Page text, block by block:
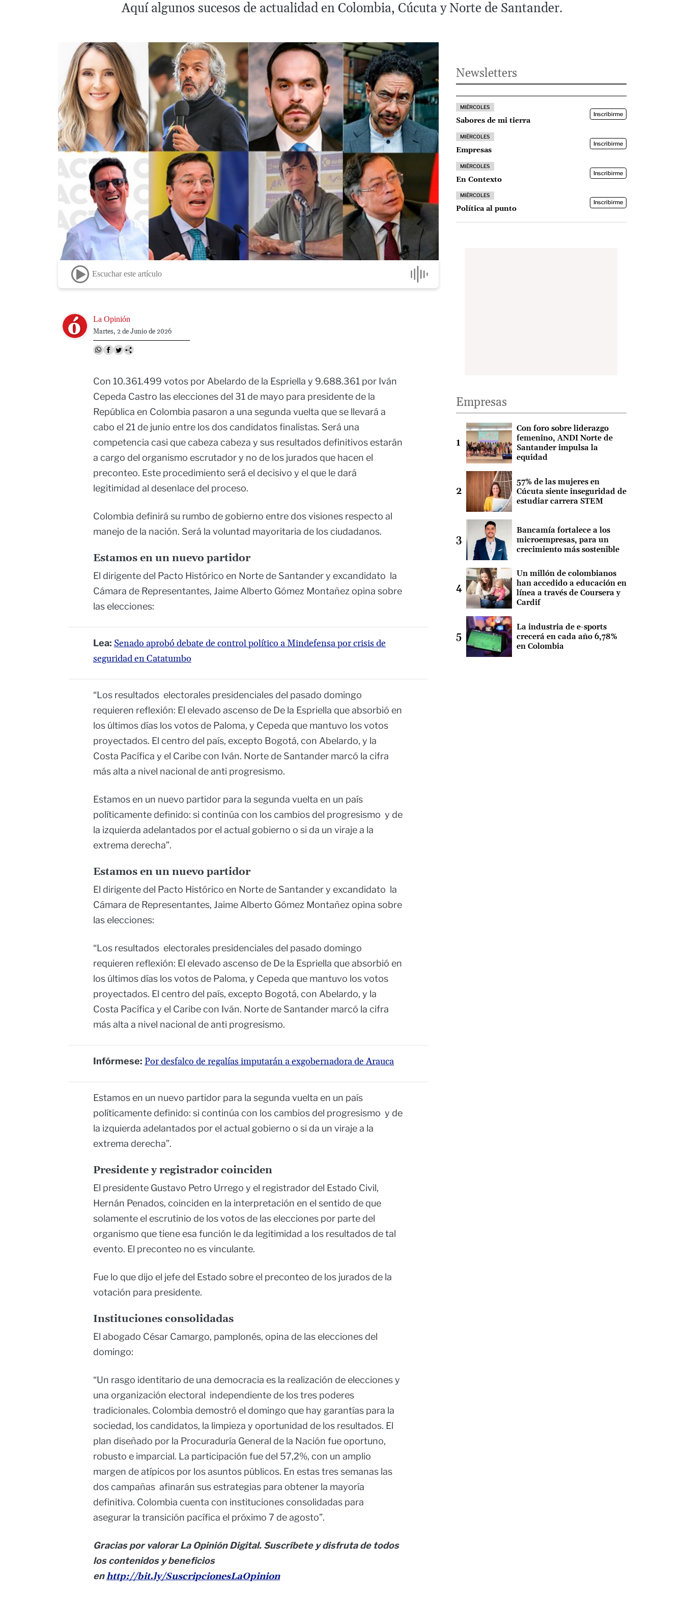
Aquí algunos sucesos de actualidad en Colombia, Cúcuta y Norte de Santander.
Escuchar este artículo
Image La Opinión
Martes, 2 de Junio de 2026
Con 10.361.499 votos por Abelardo de la Espriella y 9.688.361 por Iván
Cepeda Castro las elecciones del 31 de mayo para presidente de la
República en Colombia pasaron a una segunda vuelta que se llevará a
cabo el 21 de junio entre los dos candidatos finalistas. Será una
competencia casi que cabeza cabeza y sus resultados definitivos estarán
a cargo del organismo escrutador y no de los jurados que hacen el
preconteo. Este procedimiento será el decisivo y el que le dará
legitimidad al desenlace del proceso.
Colombia definirá su rumbo de gobierno entre dos visiones respecto al
manejo de la nación. Será la voluntad mayoritaria de los ciudadanos.
Estamos en un nuevo partidor
El dirigente del Pacto Histórico en Norte de Santander y excandidato la
Cámara de Representantes, Jaime Alberto Gómez Montañez opina sobre
las elecciones:
Lea: Senado aprobó debate de control político a Mindefensa por crisis de
seguridad en Catatumbo
“Los resultados electorales presidenciales del pasado domingo
requieren reflexión: El elevado ascenso de De la Espriella que absorbió en
los últimos días los votos de Paloma, y Cepeda que mantuvo los votos
proyectados. El centro del país, excepto Bogotá, con Abelardo, y la
Costa Pacífica y el Caribe con Iván. Norte de Santander marcó la cifra
más alta a nivel nacional de anti progresismo.
Estamos en un nuevo partidor para la segunda vuelta en un país
políticamente definido: si continúa con los cambios del progresismo y de
la izquierda adelantados por el actual gobierno o si da un viraje a la
extrema derecha”.
Estamos en un nuevo partidor
El dirigente del Pacto Histórico en Norte de Santander y excandidato la
Cámara de Representantes, Jaime Alberto Gómez Montañez opina sobre
las elecciones:
“Los resultados electorales presidenciales del pasado domingo
requieren reflexión: El elevado ascenso de De la Espriella que absorbió en
los últimos días los votos de Paloma, y Cepeda que mantuvo los votos
proyectados. El centro del país, excepto Bogotá, con Abelardo, y la
Costa Pacífica y el Caribe con Iván. Norte de Santander marcó la cifra
más alta a nivel nacional de anti progresismo.
Infórmese: Por desfalco de regalías imputarán a exgobernadora de Arauca
Estamos en un nuevo partidor para la segunda vuelta en un país
políticamente definido: si continúa con los cambios del progresismo y de
la izquierda adelantados por el actual gobierno o si da un viraje a la
extrema derecha”.
Presidente y registrador coinciden
El presidente Gustavo Petro Urrego y el registrador del Estado Civil,
Hernán Penados, coinciden en la interpretación en el sentido de que
solamente el escrutinio de los votos de las elecciones por parte del
organismo que tiene esa función le da legitimidad a los resultados de tal
evento. El preconteo no es vinculante.
Fue lo que dijo el jefe del Estado sobre el preconteo de los jurados de la
votación para presidente.
Instituciones consolidadas
El abogado César Camargo, pamplonés, opina de las elecciones del
domingo:
“Un rasgo identitario de una democracia es la realización de elecciones y
una organización electoral independiente de los tres poderes
tradicionales. Colombia demostró el domingo que hay garantías para la
sociedad, los candidatos, la limpieza y oportunidad de los resultados. El
plan diseñado por la Procuraduría General de la Nación fue oportuno,
robusto e imparcial. La participación fue del 57,2%, con un amplio
margen de atípicos por los asuntos públicos. En estas tres semanas las
dos campañas afinarán sus estrategias para obtener la mayoría
definitiva. Colombia cuenta con instituciones consolidadas para
asegurar la transición pacífica el próximo 7 de agosto”.
Gracias por valorar La Opinión Digital. Suscríbete y disfruta de todos
los contenidos y beneficios
enhttp://bit.ly/SuscripcionesLaOpinion
Newsletters
MIÉRCOLES
Sabores de mi tierra
Inscribirme
MIÉRCOLES
Empresas
Inscribirme
MIÉRCOLES
En Contexto
Inscribirme
MIÉRCOLES
Política al punto
Inscribirme
Empresas
Con foro sobre liderazgo
femenino, ANDI Norte de
Santander impulsa la
equidad
57% de las mujeres en
Cúcuta siente inseguridad de
estudiar carrera STEM
Bancamía fortalece a los
microempresas, para un
crecimiento más sostenible
Un millón de colombianos
han accedido a educación en
línea a través de Coursera y
Cardif
La industria de e-sports
crecerá en cada año 6,78%
en Colombia